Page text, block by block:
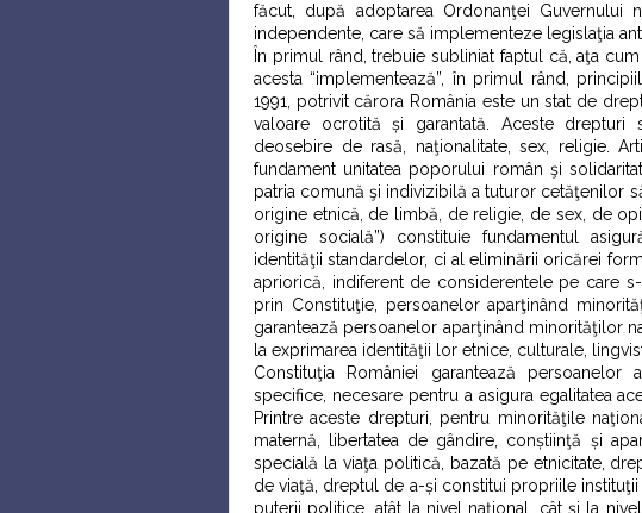
făcut, după adoptarea Ordonanţei Guvernului
independente, care să implementeze legislaţia
În primul rând, trebuie subliniat faptul că, aţa
acesta “implementează”, în primul rând,
1991, potrivit cărora România este un stat de
valoare ocrotită și garantată. Aceste
deosebire de rasă, naţionalitate, sex, religie.
fundament unitatea poporului român şi
patria comună şi indivizibilă a tuturor cetăţenilor
origine etnică, de limbă, de religie, de sex, de
origine socială”) constituie fundamentul
identităţii standardelor, ci al eliminării oricărei
apriorică, indiferent de considerentele pe care
prin Constituţie, persoanelor aparţinând
garantează persoanelor aparţinând minorităţilor
la exprimarea identităţii lor etnice, culturale,
Constituţia României garantează
specifice, necesare pentru a asigura egalitatea
Printre aceste drepturi, pentru minorităţile
maternă, libertatea de gândire, conștiinţă și
specială la viaţa politică, bazată pe etnicitate,
de viaţă, dreptul de a-și constitui propriile
puterii politice, atât la nivel naţional, cât şi la